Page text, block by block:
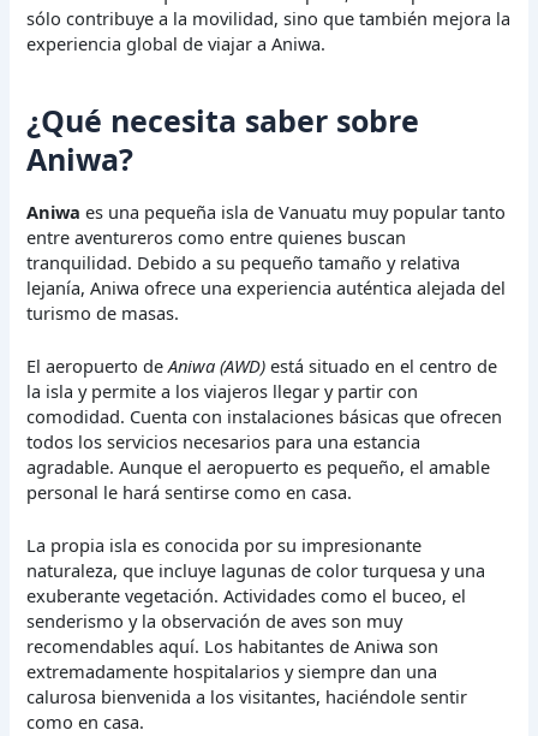
sólo contribuye a la movilidad, sino que también mejora la
experiencia global de viajar a Aniwa.
¿Qué necesita saber sobre
Aniwa?
Aniwa es una pequeña isla de Vanuatu muy popular tanto
entre aventureros como entre quienes buscan
tranquilidad. Debido a su pequeño tamaño y relativa
lejanía, Aniwa ofrece una experiencia auténtica alejada del
turismo de masas.
El aeropuerto deAniwa (AWD) está situado en el centro de
la isla y permite a los viajeros llegar y partir con
comodidad. Cuenta con instalaciones básicas que ofrecen
todos los servicios necesarios para una estancia
agradable. Aunque el aeropuerto es pequeño, el amable
personal le hará sentirse como en casa.
La propia isla es conocida por su impresionante
naturaleza, que incluye lagunas de color turquesa y una
exuberante vegetación. Actividades como el buceo, el
senderismo y la observación de aves son muy
recomendables aquí. Los habitantes de Aniwa son
extremadamente hospitalarios y siempre dan una
calurosa bienvenida a los visitantes, haciéndole sentir
como en casa.